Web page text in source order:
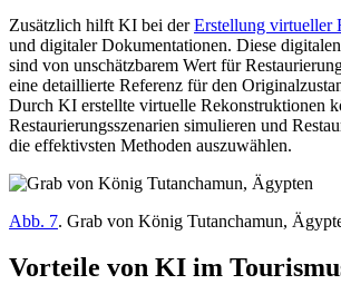
Zusätzlich hilft KI bei derErstellung virtueller
und digitaler Dokumentationen. Diese
sind von unschätzbarem Wert für
eine detaillierte Referenz für den
Durch KI erstellte virtuelle Rekonstruktionen
Restaurierungsszenarien simulieren und
die effektivsten Methoden auszuwählen.
Abb. 7. Grab von König Tutanchamun,
Vorteile von KI im